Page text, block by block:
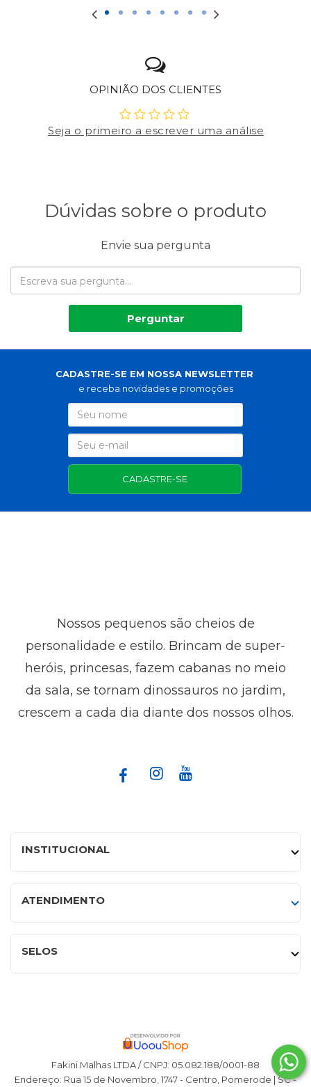
OPINIÃO DOS CLIENTES
Seja o primeiro a escrever uma análise
Dúvidas sobre o produto
Envie sua pergunta
Perguntar
CADASTRE-SE EM NOSSA NEWSLETTER
e receba novidades e promoções
CADASTRE-SE
Nossos pequenos são cheios de
personalidade e estilo. Brincam de super-
heróis, princesas, fazem cabanas no meio
da sala, se tornam dinossauros no jardim,
crescem a cada dia diante dos nossos olhos.
INSTITUCIONAL
ATENDIMENTO
SELOS
Fakini Malhas LTDA / CNPJ: 05.082.188/0001-88
Endereço: Rua 15 de Novembro, 1747 - Centro, Pomerode | SC -